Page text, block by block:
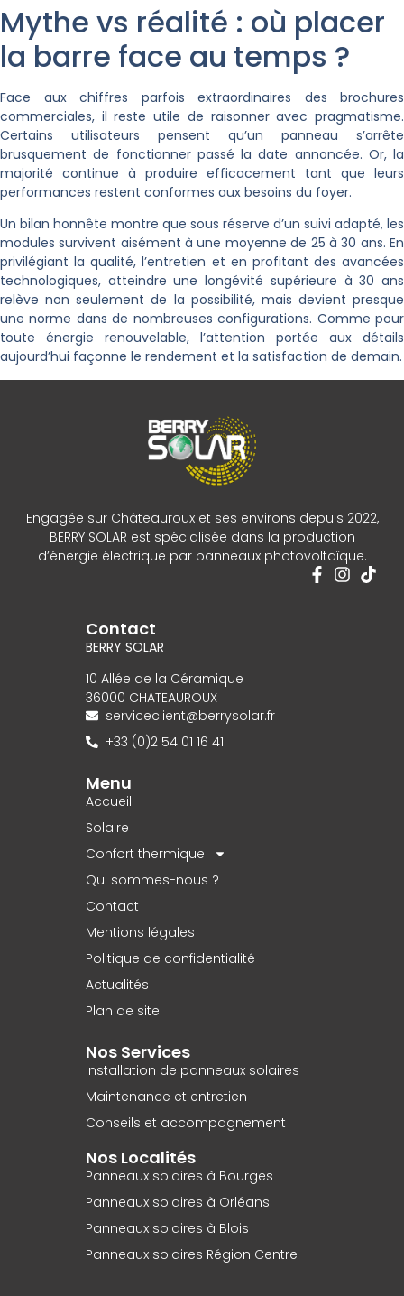
Mythe vs réalité : où placer
la barre face au temps ?
Face aux chiffres parfois extraordinaires des brochures
commerciales, il reste utile de raisonner avec pragmatisme.
Certains utilisateurs pensent qu’un panneau s’arrête
brusquement de fonctionner passé la date annoncée. Or, la
majorité continue à produire efficacement tant que leurs
performances restent conformes aux besoins du foyer.
Un bilan honnête montre que sous réserve d’un suivi adapté, les
modules survivent aisément à une moyenne de 25 à 30 ans. En
privilégiant la qualité, l’entretien et en profitant des avancées
technologiques, atteindre une longévité supérieure à 30 ans
relève non seulement de la possibilité, mais devient presque
une norme dans de nombreuses configurations. Comme pour
toute énergie renouvelable, l’attention portée aux détails
aujourd’hui façonne le rendement et la satisfaction de demain.
Engagée sur Châteauroux et ses environs depuis 2022,
BERRY SOLAR est spécialisée dans la production
d’énergie électrique par panneaux photovoltaïque.
Menu
Accueil
Solaire
Confort thermique
Qui sommes-nous ?
Contact
Mentions légales
Politique de confidentialité
Actualités
Plan de site
Nos Services
Installation de panneaux solaires
Maintenance et entretien
Conseils et accompagnement
Nos Localités
Panneaux solaires à Bourges
Panneaux solaires à Orléans
Panneaux solaires à Blois
Panneaux solaires Région Centre
Contact
BERRY SOLAR
10 Allée de la Céramique
36000 CHATEAUROUX
serviceclient@berrysolar.fr
+33 (0)2 54 01 16 41